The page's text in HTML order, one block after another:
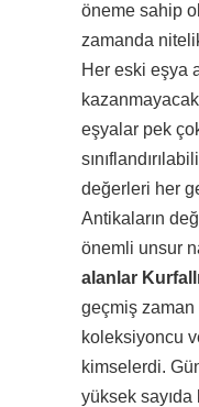
öneme sahip
zamanda
Her eski eşya
eşyalar pek
değerleri her
Antikaların
önemli unsur
alanlar
geçmiş
koleksiyoncu
kimselerdi.
yüksek